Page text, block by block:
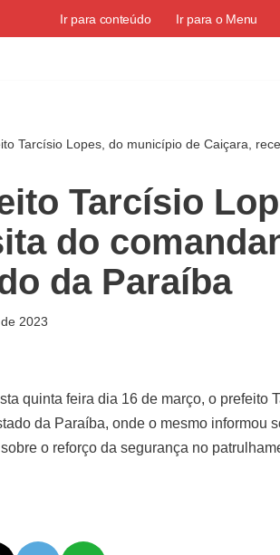
Ir para conteúdo Ir para o Menu
Tarcísio Lopes, do município de Caiçara,
Tarcísio
do
da Paraíba
2023
quinta feira dia 16 de março, o
da Paraíba, onde o mesmo informou
o reforço da segurança no